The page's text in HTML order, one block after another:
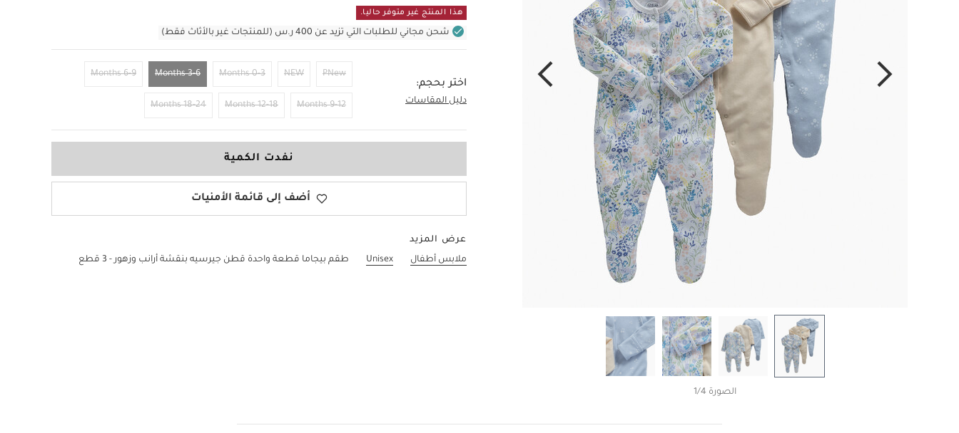
الصورة 1/4
هذا المنتج غير متوفر حاليا.
شحن مجاني للطلبات التي تزيد عن 400 ر.س (للمنتجات غير بالأثاث فقط)
اختر بحجم:
دليل المقاسات
PNew
NEW
0-3 Months
3-6 Months
6-9 Months
9-12 Months
12-18 Months
18-24 Months 3-6 Months
نفدت الكمية
أضف إلى قائمة الأمنيات
عرض المزيد
ملابس أطفال
Unisex طقم بيجاما قطعة واحدة قطن جيرسيه بنقشة أرانب وزهور - 3 قطع